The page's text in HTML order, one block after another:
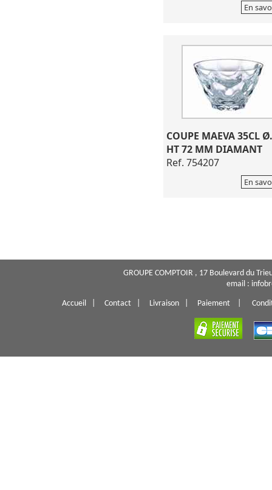
En
COUPE MAEVA 35CL
HT 72 MM DIAMANT
Ref. 754207
En
GROUPE COMPTOIR , 17 Boulevard du
email :
Accueil Contact Livraison Paiement